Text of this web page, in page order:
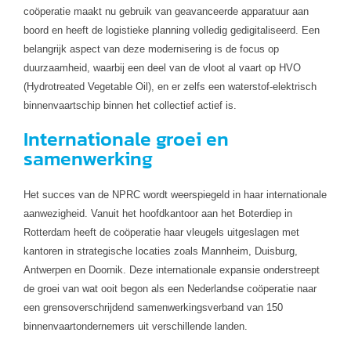
coöperatie maakt nu gebruik van geavanceerde apparatuur aan
boord en heeft de logistieke planning volledig gedigitaliseerd. Een
belangrijk aspect van deze modernisering is de focus op
duurzaamheid, waarbij een deel van de vloot al vaart op HVO
(Hydrotreated Vegetable Oil), en er zelfs een waterstof-elektrisch
binnenvaartschip binnen het collectief actief is.
Internationale groei en
samenwerking
Het succes van de NPRC wordt weerspiegeld in haar internationale
aanwezigheid. Vanuit het hoofdkantoor aan het Boterdiep in
Rotterdam heeft de coöperatie haar vleugels uitgeslagen met
kantoren in strategische locaties zoals Mannheim, Duisburg,
Antwerpen en Doornik. Deze internationale expansie onderstreept
de groei van wat ooit begon als een Nederlandse coöperatie naar
een grensoverschrijdend samenwerkingsverband van 150
binnenvaartondernemers uit verschillende landen.